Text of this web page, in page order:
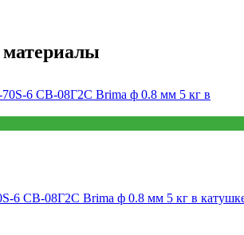
6 CB-08Г2С Brima ф 0.8 мм 5 кг в